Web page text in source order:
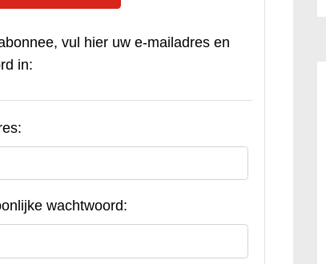
vul hier uw e-mailadres en
in:
wachtwoord: